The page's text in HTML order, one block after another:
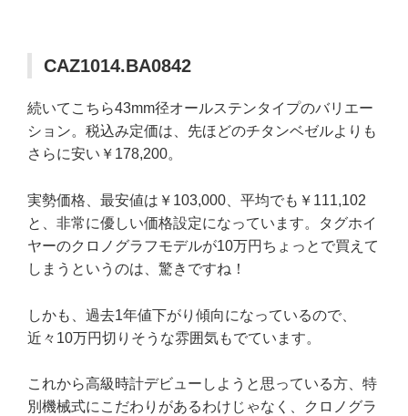
CAZ1014.BA0842
続いてこちら43mm径オールステンタイプのバリエー
ション。税込み定価は、先ほどのチタンベゼルよりも
さらに安い￥178,200。
実勢価格、最安値は￥103,000、平均でも￥111,102
と、非常に優しい価格設定になっています。タグホイ
ヤーのクロノグラフモデルが10万円ちょっとで買えて
しまうというのは、驚きですね！
しかも、過去1年値下がり傾向になっているので、
近々10万円切りそうな雰囲気もでています。
これから高級時計デビューしようと思っている方、特
別機械式にこだわりがあるわけじゃなく、クロノグラ